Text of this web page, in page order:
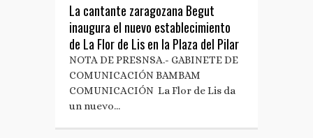
La cantante zaragozana Begut
inaugura el nuevo establecimiento
de La Flor de Lis en la Plaza del Pilar
NOTA DE PRESNSA.- GABINETE DE
COMUNICACIÓN BAMBAM
COMUNICACIÓN La Flor de Lis da
un nuevo…